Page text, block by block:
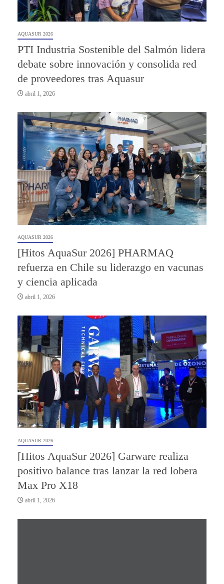
AQUASUR 2026
PTI Industria Sostenible del Salmón lidera
debate sobre innovación y consolida red
de proveedores tras Aquasur
abril 1, 2026
AQUASUR 2026
[Hitos AquaSur 2026] PHARMAQ
refuerza en Chile su liderazgo en vacunas
y ciencia aplicada
abril 1, 2026
AQUASUR 2026
[Hitos AquaSur 2026] Garware realiza
positivo balance tras lanzar la red lobera
Max Pro X18
abril 1, 2026